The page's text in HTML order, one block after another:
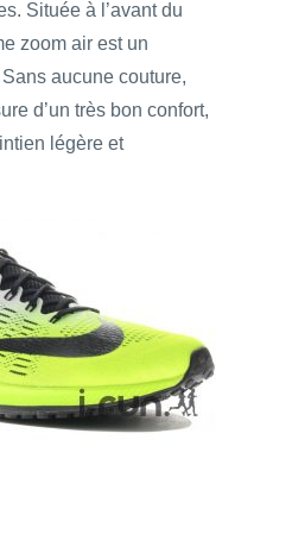
Située à l’avant du
zoom air est un
aucune couture,
d’un très bon confort,
légère et